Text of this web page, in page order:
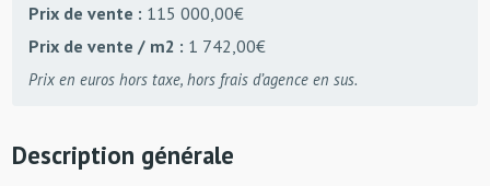
Prix de vente : 115 000,00€
Prix de vente / m2 : 1 742,00€
Prix en euros hors taxe, hors frais d’agence en sus.
Description générale